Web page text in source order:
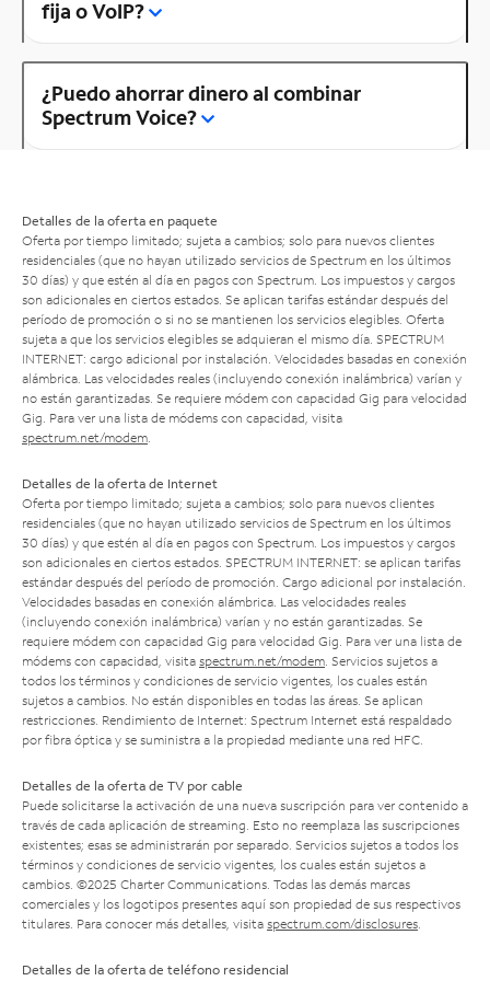
fija o VoIP?
¿Puedo ahorrar dinero al combinar
Spectrum Voice?
Detalles de la oferta en paquete
Oferta por tiempo limitado; sujeta a cambios; solo para nuevos clientes
residenciales (que no hayan utilizado servicios de Spectrum en los últimos
30 días) y que estén al día en pagos con Spectrum. Los impuestos y cargos
son adicionales en ciertos estados. Se aplican tarifas estándar después del
período de promoción o si no se mantienen los servicios elegibles. Oferta
sujeta a que los servicios elegibles se adquieran el mismo día. SPECTRUM
INTERNET: cargo adicional por instalación. Velocidades basadas en conexión
alámbrica. Las velocidades reales (incluyendo conexión inalámbrica) varían y
no están garantizadas. Se requiere módem con capacidad Gig para velocidad
Gig. Para ver una lista de módems con capacidad, visita
spectrum.net/modem
Detalles de la oferta de Internet
Oferta por tiempo limitado; sujeta a cambios; solo para nuevos clientes
residenciales (que no hayan utilizado servicios de Spectrum en los últimos
30 días) y que estén al día en pagos con Spectrum. Los impuestos y cargos
son adicionales en ciertos estados. SPECTRUM INTERNET: se aplican tarifas
estándar después del período de promoción. Cargo adicional por instalación.
Velocidades basadas en conexión alámbrica. Las velocidades reales
(incluyendo conexión inalámbrica) varían y no están garantizadas. Se
requiere módem con capacidad Gig para velocidad Gig. Para ver una lista de
módems con capacidad, visita spectrum.net/modem . Servicios sujetos a
todos los términos y condiciones de servicio vigentes, los cuales están
sujetos a cambios. No están disponibles en todas las áreas. Se aplican
restricciones. Rendimiento de Internet: Spectrum Internet está respaldado
por fibra óptica y se suministra a la propiedad mediante una red HFC.
Detalles de la oferta de TV por cable
Puede solicitarse la activación de una nueva suscripción para ver contenido a
través de cada aplicación de streaming. Esto no reemplaza las suscripciones
existentes; esas se administrarán por separado. Servicios sujetos a todos los
términos y condiciones de servicio vigentes, los cuales están sujetos a
cambios. ©2025 Charter Communications. Todas las demás marcas
comerciales y los logotipos presentes aquí son propiedad de sus respectivos
titulares. Para conocer más detalles, visita spectrum.com/disclosures
Detalles de la oferta de teléfono residencial